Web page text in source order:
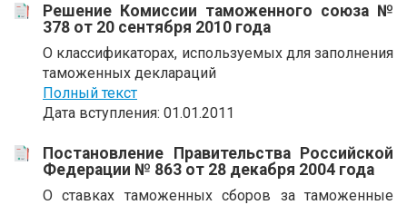
Решение Комиссии таможенного союза №
378 от 20 сентября 2010 года
О классификаторах, используемых для заполнения
таможенных деклараций
Полный текст
Дата вступления: 01.01.2011
Постановление Правительства Российской
Федерации № 863 от 28 декабря 2004 года
О ставках таможенных сборов за таможенные